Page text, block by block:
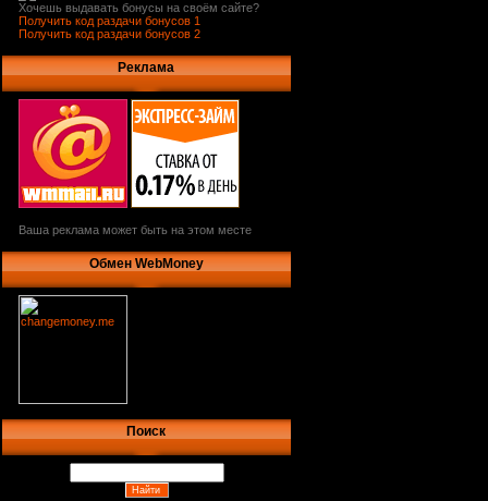
Хочешь выдавать бонусы на своём сайте?
Получить код раздачи бонусов 1
Получить код раздачи бонусов 2
Реклама
Ваша реклама может быть на этом месте
Обмен WebMoney
Поиск